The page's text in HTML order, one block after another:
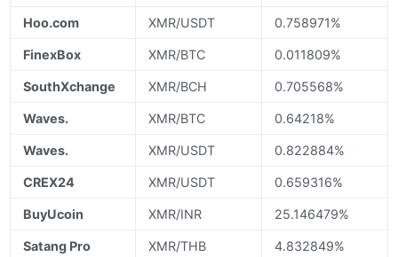
Hoo.com XMR/USDT 0.758971%
FinexBox XMR/BTC 0.011809%
SouthXchange XMR/BCH 0.705568%
Waves. XMR/BTC 0.64218%
Waves. XMR/USDT 0.822884%
CREX24 XMR/USDT 0.659316%
BuyUcoin XMR/INR 25.146479%
Satang Pro XMR/THB 4.832849%